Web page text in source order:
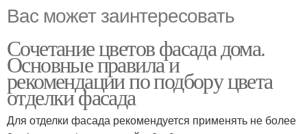
Вас может заинтересовать
Сочетание цветов фасада дома.
Основные правила и
рекомендации по подбору цвета
отделки фасада
Для отделки фасада рекомендуется применять не более